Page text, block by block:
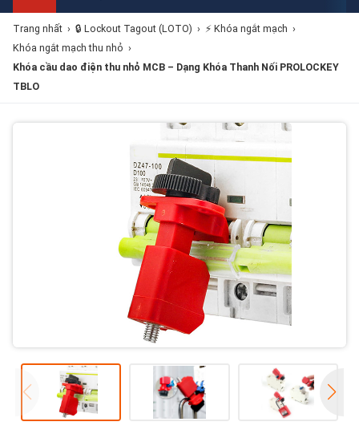
Trang nhất › 🔒 Lockout Tagout (LOTO) › ⚡ Khóa ngắt mạch ›
Khóa ngắt mạch thu nhỏ ›
Khóa cầu dao điện thu nhỏ MCB – Dạng Khóa Thanh Nối PROLOCKEY
TBLO